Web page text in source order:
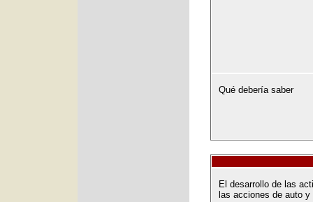
Qué debería saber
El desarrollo de las
las acciones de auto